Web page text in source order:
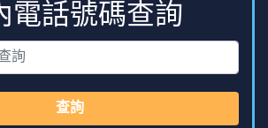
電話號碼查詢
查詢